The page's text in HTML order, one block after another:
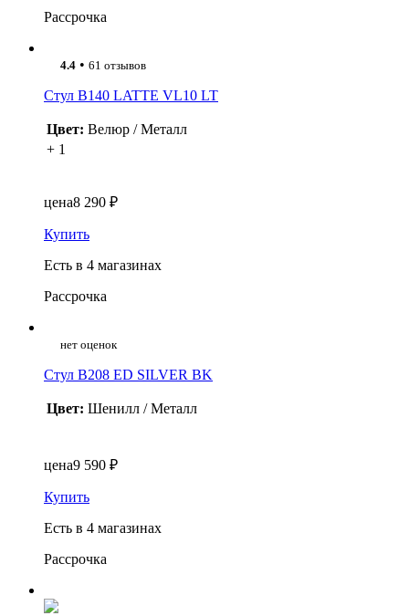
Рассрочка
4.4 • 61 отзывов
Стул B140 LATTE VL10 LT
Цвет: Велюр / Металл
+ 1
цена8 290 ₽
Купить
Есть в 4 магазинах
Рассрочка
нет оценок
Стул B208 ED SILVER BK
Цвет: Шенилл / Металл
цена9 590 ₽
Купить
Есть в 4 магазинах
Рассрочка